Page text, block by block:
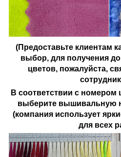
(Предоставьте клиентам
выбор, для получения
цветов, пожалуйста,
В соответствии с номером
выберите вышивальную
(компания использует
для всех